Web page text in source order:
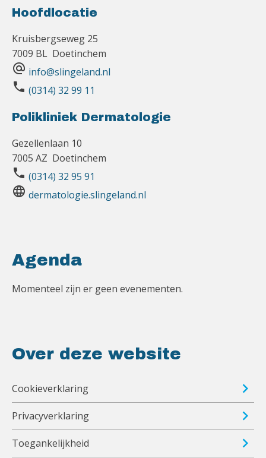
Hoofdlocatie
Kruisbergseweg 25
7009 BL Doetinchem
alternate_email info@slingeland.nl
phone (0314) 32 99 11
Polikliniek Dermatologie
Gezellenlaan 10
7005 AZ Doetinchem
phone (0314) 32 95 91
language dermatologie.slingeland.nl
Agenda
Momenteel zijn er geen evenementen.
Over deze website
Cookieverklaring
Privacyverklaring
Toegankelijkheid